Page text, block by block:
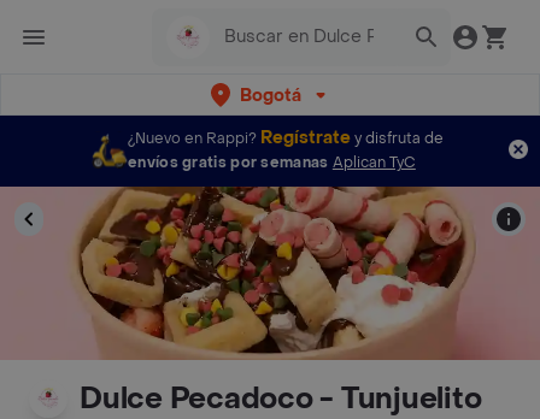
Bogotá
¿Nuevo en Rappi? Regístratey disfruta de
envíos gratis por semanas Aplican TyC
Dulce Pecadoco - Tunjuelito